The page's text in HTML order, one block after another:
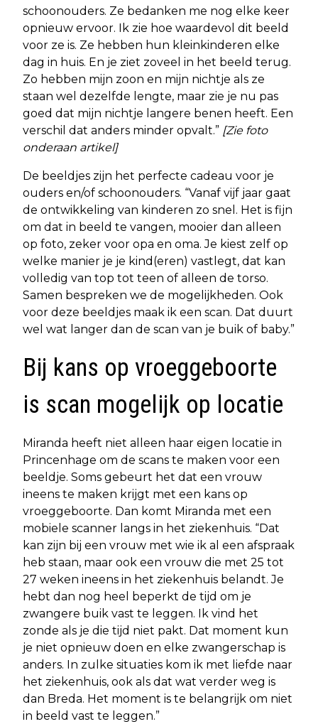
schoonouders. Ze bedanken me nog elke keer
opnieuw ervoor. Ik zie hoe waardevol dit beeld
voor ze is. Ze hebben hun kleinkinderen elke
dag in huis. En je ziet zoveel in het beeld terug.
Zo hebben mijn zoon en mijn nichtje als ze
staan wel dezelfde lengte, maar zie je nu pas
goed dat mijn nichtje langere benen heeft. Een
verschil dat anders minder opvalt.” [Zie foto
onderaan artikel]
De beeldjes zijn het perfecte cadeau voor je
ouders en/of schoonouders. “Vanaf vijf jaar gaat
de ontwikkeling van kinderen zo snel. Het is fijn
om dat in beeld te vangen, mooier dan alleen
op foto, zeker voor opa en oma. Je kiest zelf op
welke manier je je kind(eren) vastlegt, dat kan
volledig van top tot teen of alleen de torso.
Samen bespreken we de mogelijkheden. Ook
voor deze beeldjes maak ik een scan. Dat duurt
wel wat langer dan de scan van je buik of baby.”
Bij kans op vroeggeboorte
is scan mogelijk op locatie
Miranda heeft niet alleen haar eigen locatie in
Princenhage om de scans te maken voor een
beeldje. Soms gebeurt het dat een vrouw
ineens te maken krijgt met een kans op
vroeggeboorte. Dan komt Miranda met een
mobiele scanner langs in het ziekenhuis. “Dat
kan zijn bij een vrouw met wie ik al een afspraak
heb staan, maar ook een vrouw die met 25 tot
27 weken ineens in het ziekenhuis belandt. Je
hebt dan nog heel beperkt de tijd om je
zwangere buik vast te leggen. Ik vind het
zonde als je die tijd niet pakt. Dat moment kun
je niet opnieuw doen en elke zwangerschap is
anders. In zulke situaties kom ik met liefde naar
het ziekenhuis, ook als dat wat verder weg is
dan Breda. Het moment is te belangrijk om niet
in beeld vast te leggen.”